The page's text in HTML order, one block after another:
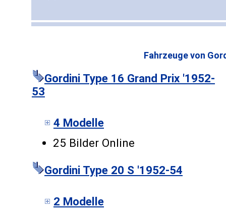
Fahrzeuge von
Gordini Type 16 Grand Prix '1952-
53
4 Modelle
25 Bilder Online
Gordini Type 20 S '1952-54
2 Modelle